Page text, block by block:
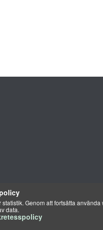
Genom att fortsätta
data.